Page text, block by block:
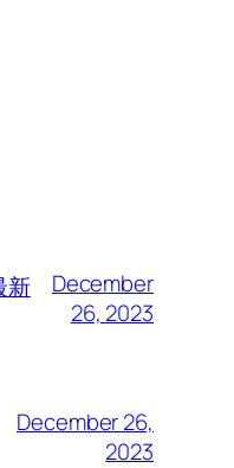
新
December
26, 2023
December 26,
2023